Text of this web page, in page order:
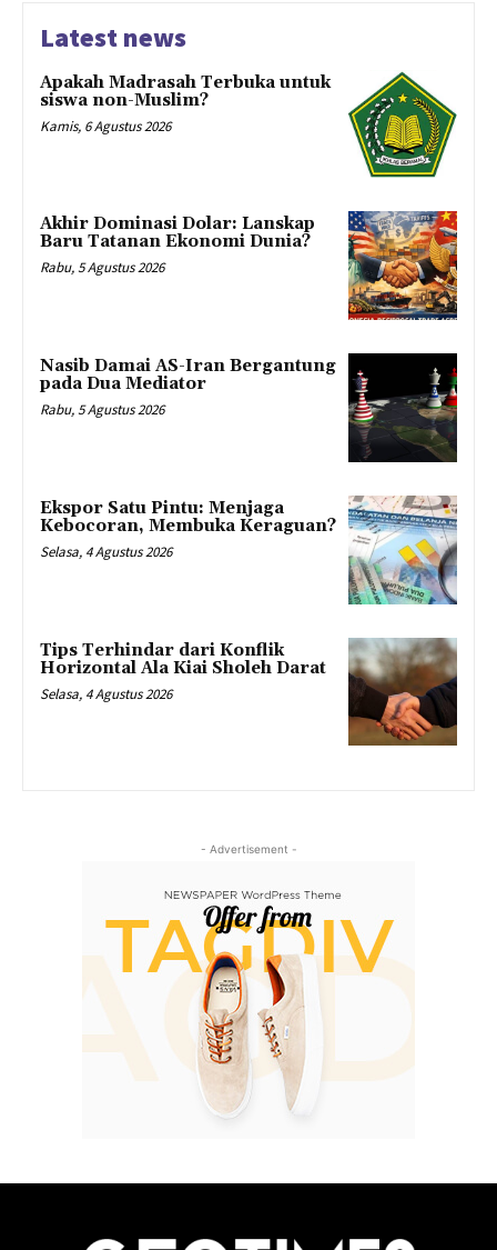
Latest news
Apakah Madrasah Terbuka untuk
siswa non-Muslim?
Kamis, 6 Agustus 2026
Akhir Dominasi Dolar: Lanskap
Baru Tatanan Ekonomi Dunia?
Rabu, 5 Agustus 2026
Nasib Damai AS-Iran Bergantung
pada Dua Mediator
Rabu, 5 Agustus 2026
Ekspor Satu Pintu: Menjaga
Kebocoran, Membuka Keraguan?
Selasa, 4 Agustus 2026
Tips Terhindar dari Konflik
Horizontal Ala Kiai Sholeh Darat
Selasa, 4 Agustus 2026
- Advertisement -